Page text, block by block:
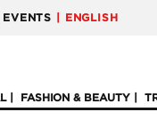
| EVENTS | ENGLISH
FASHION & BEAUTY